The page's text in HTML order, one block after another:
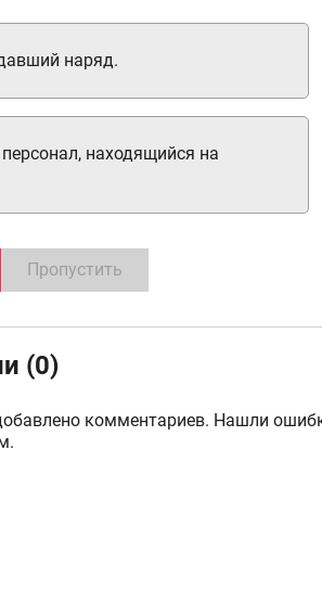
находящийся на
наряд.
Пропустить
(0)
комментариев. Нашли